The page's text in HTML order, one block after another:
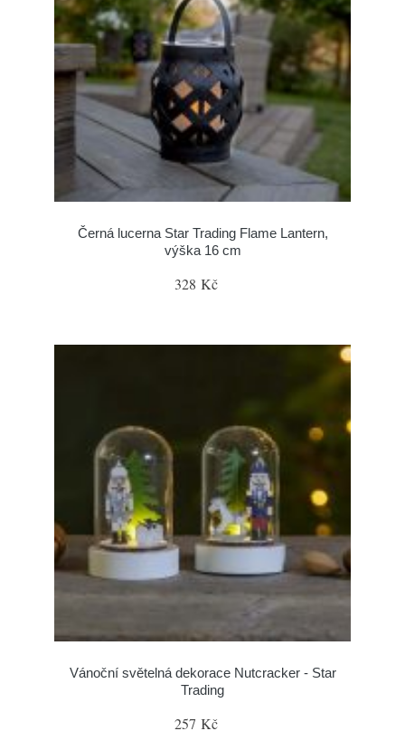
Černá lucerna Star Trading Flame Lantern,
výška 16 cm
328 Kč
Vánoční světelná dekorace Nutcracker - Star
Trading
257 Kč